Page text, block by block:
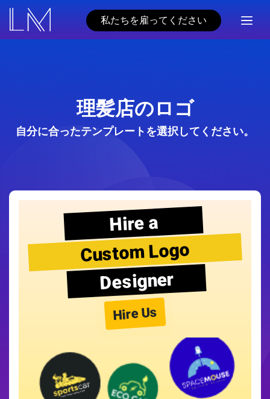
私たちを雇ってください
理髪店のロゴ
自分に合ったテンプレートを選択してください。
Hire a
Custom Logo
Designer
Hire Us